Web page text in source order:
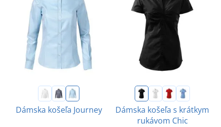
Dámska košeľa Journey
Dámska košeľa s krátkym
rukávom Chic